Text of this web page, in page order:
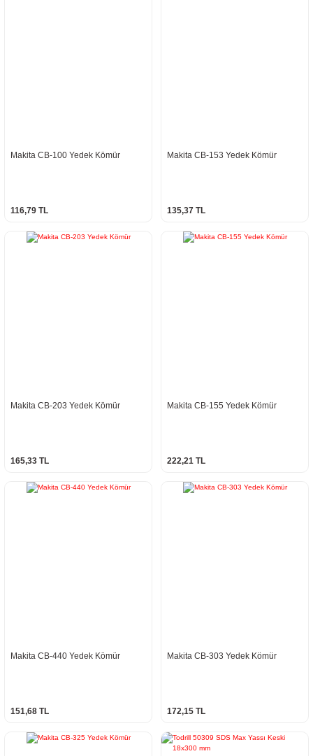
Makita CB-100 Yedek Kömür
116,79 TL
Makita CB-153 Yedek Kömür
135,37 TL
Makita CB-203 Yedek Kömür
165,33 TL
Makita CB-155 Yedek Kömür
222,21 TL
Makita CB-440 Yedek Kömür
151,68 TL
Makita CB-303 Yedek Kömür
172,15 TL